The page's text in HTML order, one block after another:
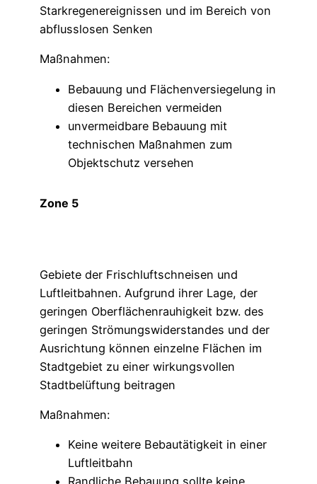
Starkregenereignissen und im Bereich von
abflusslosen Senken
Maßnahmen:
Bebauung und Flächenversiegelung in
diesen Bereichen vermeiden
unvermeidbare Bebauung mit
technischen Maßnahmen zum
Objektschutz versehen
Zone 5
Gebiete der Frischluftschneisen und
Luftleitbahnen. Aufgrund ihrer Lage, der
geringen Oberflächenrauhigkeit bzw. des
geringen Strömungswiderstandes und der
Ausrichtung können einzelne Flächen im
Stadtgebiet zu einer wirkungsvollen
Stadtbelüftung beitragen
Maßnahmen:
Keine weitere Bebautätigkeit in einer
Luftleitbahn